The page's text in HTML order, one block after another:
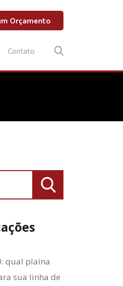
Orçamento
Contato
qual plaina
sua linha de